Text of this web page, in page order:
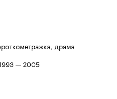
, драма
— 2005